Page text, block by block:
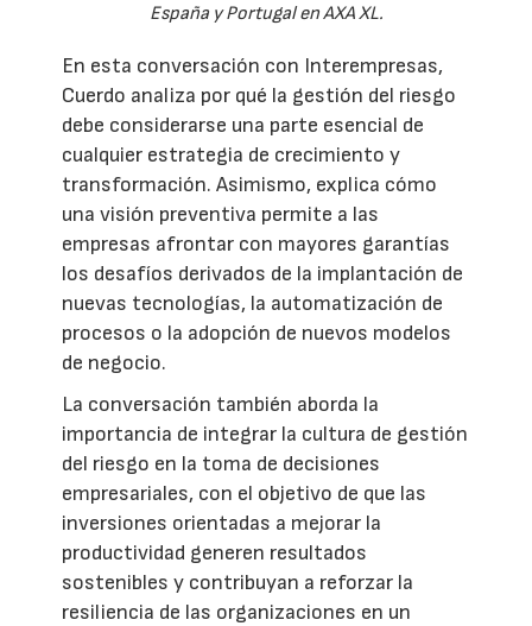
España y Portugal en AXA XL.
En esta conversación con Interempresas,
Cuerdo analiza por qué la gestión del riesgo
debe considerarse una parte esencial de
cualquier estrategia de crecimiento y
transformación. Asimismo, explica cómo
una visión preventiva permite a las
empresas afrontar con mayores garantías
los desafíos derivados de la implantación de
nuevas tecnologías, la automatización de
procesos o la adopción de nuevos modelos
de negocio.
La conversación también aborda la
importancia de integrar la cultura de gestión
del riesgo en la toma de decisiones
empresariales, con el objetivo de que las
inversiones orientadas a mejorar la
productividad generen resultados
sostenibles y contribuyan a reforzar la
resiliencia de las organizaciones en un